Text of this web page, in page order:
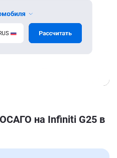
на Infiniti G25 в